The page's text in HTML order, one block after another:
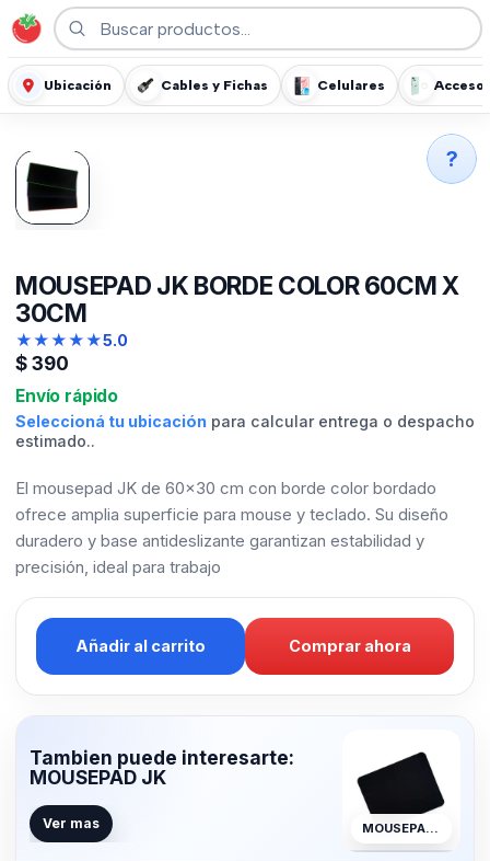
Ubicación Cables y Fichas Celulares
MOUSEPAD JK BORDE COLOR 60CM X
30CM
★★★★★5.0
$390
Envío rápido
Seleccioná tu ubicación para calcular entrega o despacho
estimado..
El mousepad JK de 60×30 cm con borde color bordado
ofrece amplia superficie para mouse y teclado. Su diseño
duradero y base antideslizante garantizan estabilidad y
precisión, ideal para trabajo
Añadir al carrito Comprar ahora
Tambien puede interesarte:
MOUSEPAD JK
Ver mas MOUSEPAD JK
?